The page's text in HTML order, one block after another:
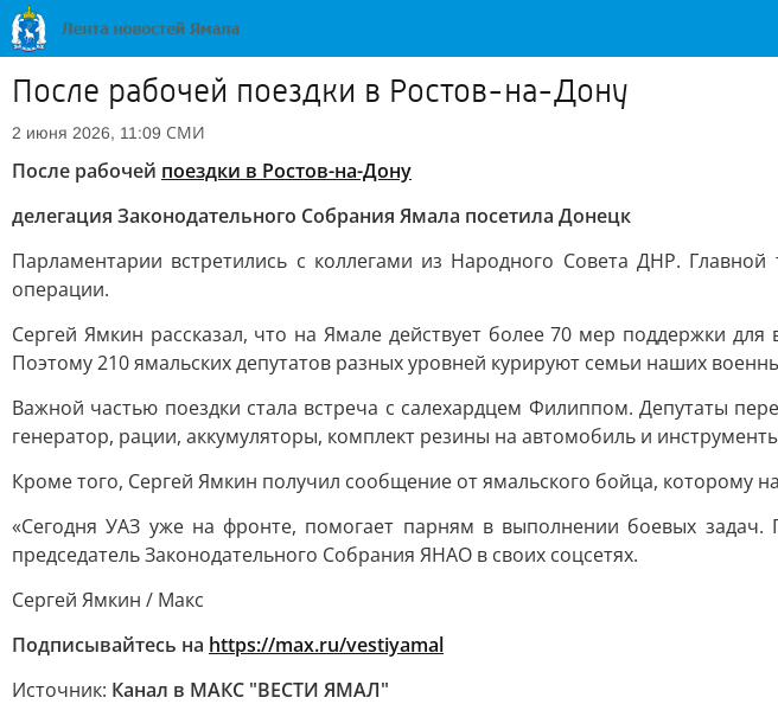
После рабочей поездки в Ростов-на-Дону
2 июня 2026, 11:09 СМИ
После рабочей поездки в Ростов-на-Дону
делегация Законодательного Собрания Ямала посетила Донецк
Парламентарии встретились с коллегами из Народного Совета ДНР.
операции.
Сергей Ямкин рассказал, что на Ямале действует более 70 мер поддержки
Поэтому 210 ямальских депутатов разных уровней курируют семьи наших
Важной частью поездки стала встреча с салехардцем Филиппом. Депутаты
генератор, рации, аккумуляторы, комплект резины на автомобиль и
Кроме того, Сергей Ямкин получил сообщение от ямальского бойца, которому
«Сегодня УАЗ уже на фронте, помогает парням в выполнении боевых
председатель Законодательного Собрания ЯНАО в своих соцсетях.
Сергей Ямкин / Макс
Подписывайтесь на https://max.ru/vestiyamal
Источник: Канал в МАКС "ВЕСТИ ЯМАЛ"